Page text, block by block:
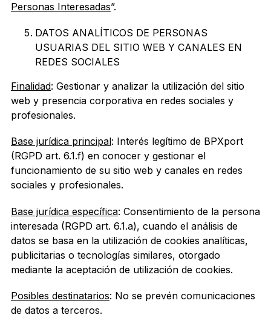
Personas Interesadas”.
DATOS ANALÍTICOS DE PERSONAS
USUARIAS DEL SITIO WEB Y CANALES EN
REDES SOCIALES
Finalidad: Gestionar y analizar la utilización del sitio
web y presencia corporativa en redes sociales y
profesionales.
Base jurídica principal: Interés legítimo de BPXport
(RGPD art. 6.1.f) en conocer y gestionar el
funcionamiento de su sitio web y canales en redes
sociales y profesionales.
Base jurídica específica: Consentimiento de la persona
interesada (RGPD art. 6.1.a), cuando el análisis de
datos se basa en la utilización de cookies analíticas,
publicitarias o tecnologías similares, otorgado
mediante la aceptación de utilización de cookies.
Posibles destinatarios: No se prevén comunicaciones
de datos a terceros.